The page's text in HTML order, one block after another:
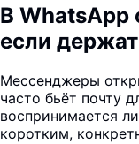
В
если
Мессенджеры
часто бьёт почту
воспринимается
коротким,